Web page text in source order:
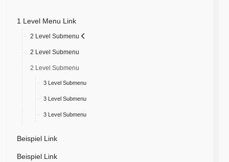
1 Level Menu Link
2 Level Submenu
2 Level Submenu
2 Level Submenu
3 Level Submenu
3 Level Submenu
3 Level Submenu
Beispiel Link
Beispiel Link